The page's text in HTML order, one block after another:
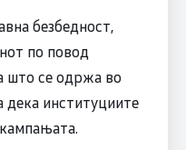
безбедност,
по повод
што се одржа во
дека институциите